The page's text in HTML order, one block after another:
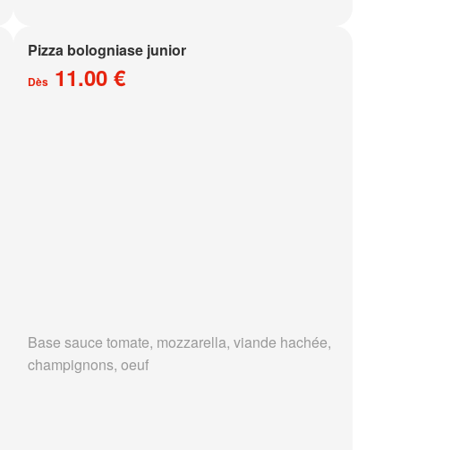
Pizza bologniase junior
Dès 11.00 €
Base sauce tomate, mozzarella, viande hachée,
champignons, oeuf